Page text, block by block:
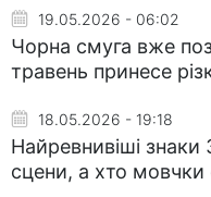
19.05.2026 - 06:02
Чорна смуга вже
травень принесе
18.05.2026 - 19:18
Найревнивіші знаки
сцени, а хто